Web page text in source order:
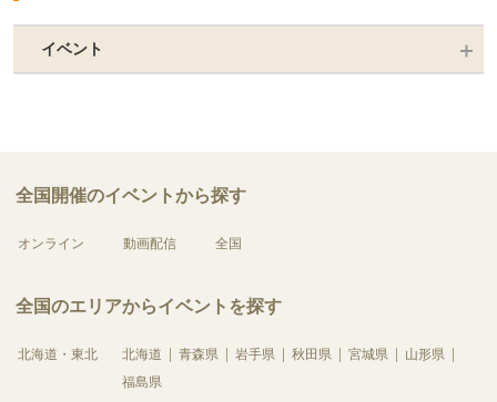
イベント
全国開催のイベントから探す
オンライン 動画配信 全国
全国のエリアからイベントを探す
北海道・東北 北海道 青森県 岩手県 秋田県 宮城県
山形県
福島県